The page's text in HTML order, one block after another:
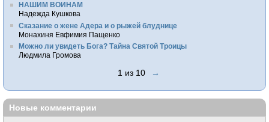
НАШИМ ВОИНАМ
Надежда Кушкова
Сказание о жене Адера и о рыжей блуднице
Монахиня Евфимия Пащенко
Можно ли увидеть Бога? Тайна Святой Троицы
Людмила Громова
1 из 10 →
Новые комментарии